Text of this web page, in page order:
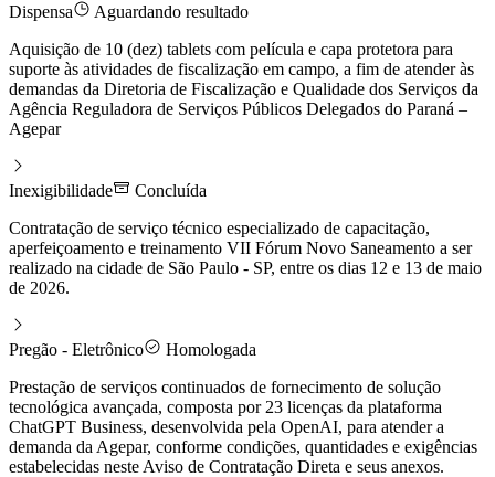
Dispensa
Aguardando resultado
Aquisição de 10 (dez) tablets com película e capa protetora para
suporte às atividades de fiscalização em campo, a fim de atender às
demandas da Diretoria de Fiscalização e Qualidade dos Serviços da
Agência Reguladora de Serviços Públicos Delegados do Paraná –
Agepar
Inexigibilidade
Concluída
Contratação de serviço técnico especializado de capacitação,
aperfeiçoamento e treinamento VII Fórum Novo Saneamento a ser
realizado na cidade de São Paulo - SP, entre os dias 12 e 13 de maio
de 2026.
Pregão - Eletrônico
Homologada
Prestação de serviços continuados de fornecimento de solução
tecnológica avançada, composta por 23 licenças da plataforma
ChatGPT Business, desenvolvida pela OpenAI, para atender a
demanda da Agepar, conforme condições, quantidades e exigências
estabelecidas neste Aviso de Contratação Direta e seus anexos.